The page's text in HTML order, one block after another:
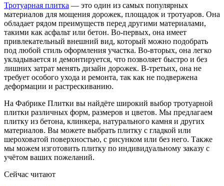
Тротуарная плитка — это один из самых популярных
материалов для мощения дорожек, площадок и тротуаров. Она
обладает рядом преимуществ перед другими материалами,
такими как асфальт или бетон. Во-первых, она имеет
привлекательный внешний вид, который можно подобрать
под любой стиль оформления участка. Во-вторых, она легко
укладывается и демонтируется, что позволяет быстро и без
лишних затрат менять дизайн дорожек. В-третьих, она не
требует особого ухода и ремонта, так как не подвержена
деформации и растрескиванию.
На Фабрике Плитки вы найдёте широкий выбор тротуарной
плитки различных форм, размеров и цветов. Мы предлагаем
плитку из бетона, клинкера, натурального камня и других
материалов. Вы можете выбрать плитку с гладкой или
шероховатой поверхностью, с рисунком или без него. Также
мы можем изготовить плитку по индивидуальному заказу с
учётом ваших пожеланий.
Сейчас читают